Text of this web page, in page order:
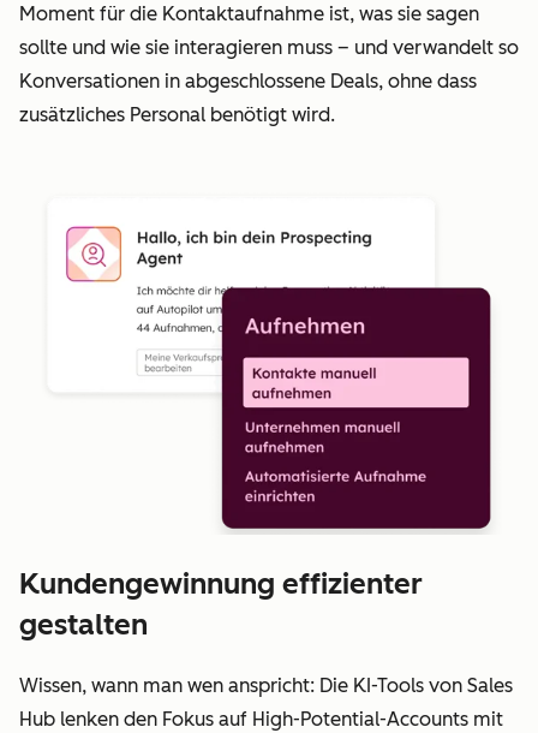
Moment für die Kontaktaufnahme ist, was sie sagen
sollte und wie sie interagieren muss – und verwandelt so
Konversationen in abgeschlossene Deals, ohne dass
zusätzliches Personal benötigt wird.
Kundengewinnung effizienter
gestalten
Wissen, wann man wen anspricht: Die KI-Tools von Sales
Hub lenken den Fokus auf High-Potential-Accounts mit